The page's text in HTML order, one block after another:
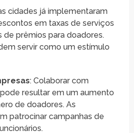
cidades já implementaram
em taxas de serviços
de prêmios para doadores.
servir como um estímulo
: Colaborar com
resultar em um aumento
de doadores. As
patrocinar campanhas de